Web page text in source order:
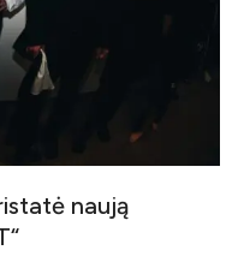
naują